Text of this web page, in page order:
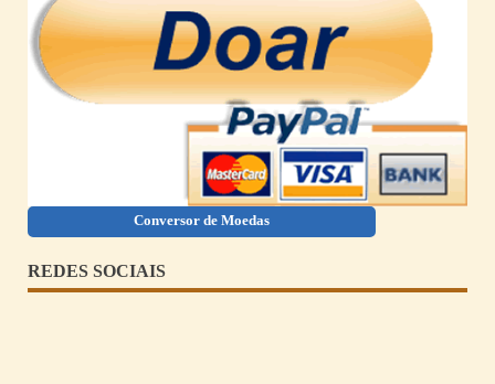
Conversor de Moedas
REDES SOCIAIS